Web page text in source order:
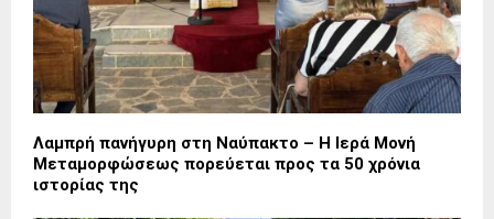
Λαμπρή πανήγυρη στη Ναύπακτο – Η Ιερά Μονή
Μεταμορφώσεως πορεύεται προς τα 50 χρόνια
ιστορίας της